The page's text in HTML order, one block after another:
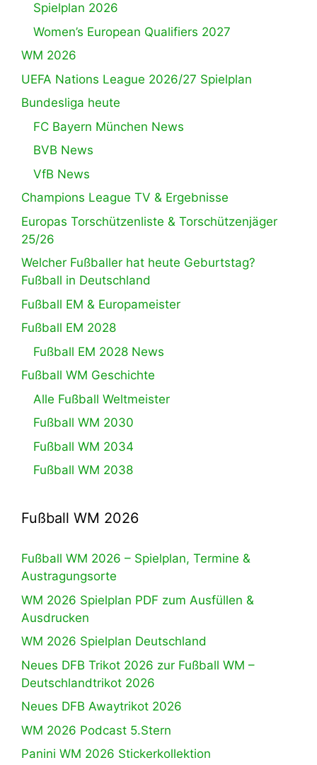
Spielplan 2026
Women’s European Qualifiers 2027
WM 2026
UEFA Nations League 2026/27 Spielplan
Bundesliga heute
FC Bayern München News
BVB News
VfB News
Champions League TV & Ergebnisse
Europas Torschützenliste & Torschützenjäger
25/26
Welcher Fußballer hat heute Geburtstag?
Fußball in Deutschland
Fußball EM & Europameister
Fußball EM 2028
Fußball EM 2028 News
Fußball WM Geschichte
Alle Fußball Weltmeister
Fußball WM 2030
Fußball WM 2034
Fußball WM 2038
Fußball WM 2026
Fußball WM 2026 – Spielplan, Termine &
Austragungsorte
WM 2026 Spielplan PDF zum Ausfüllen &
Ausdrucken
WM 2026 Spielplan Deutschland
Neues DFB Trikot 2026 zur Fußball WM –
Deutschlandtrikot 2026
Neues DFB Awaytrikot 2026
WM 2026 Podcast 5.Stern
Panini WM 2026 Stickerkollektion